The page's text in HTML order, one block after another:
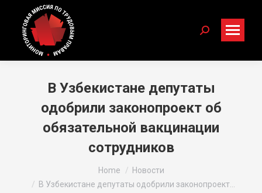
Search:
В Узбекистане депутаты
одобрили законопроект об
обязательной вакцинации
сотрудников
Home
Новости
В Узбекистане депутаты одобрили законопроект…